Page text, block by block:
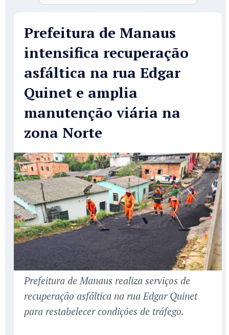
Prefeitura de Manaus
intensifica recuperação
asfáltica na rua Edgar
Quinet e amplia
manutenção viária na
zona Norte
Prefeitura de Manaus realiza serviços de
recuperação asfáltica na rua Edgar Quinet
para restabelecer condições de tráfego.